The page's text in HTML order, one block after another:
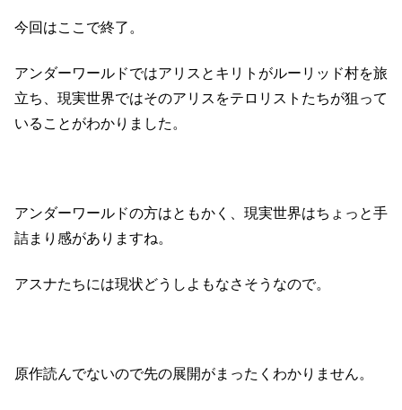
今回はここで終了。
アンダーワールドではアリスとキリトがルーリッド村を旅
立ち、現実世界ではそのアリスをテロリストたちが狙って
いることがわかりました。
アンダーワールドの方はともかく、現実世界はちょっと手
詰まり感がありますね。
アスナたちには現状どうしよもなさそうなので。
原作読んでないので先の展開がまったくわかりません。